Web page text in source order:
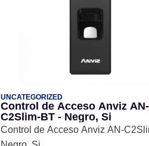
UNCATEGORIZED
Control de Acceso Anviz AN-
C2Slim-BT - Negro, Si
Control de Acceso Anviz AN-C2Slim-BT -